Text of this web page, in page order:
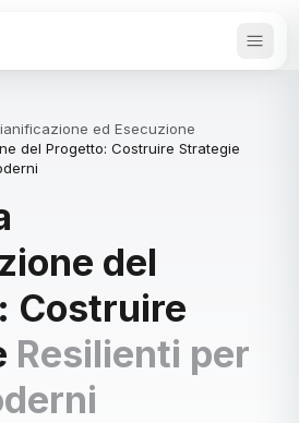
Apri
ed Esecuzione
del Progetto: Costruire Strategie
del
Costruire
Resilienti per